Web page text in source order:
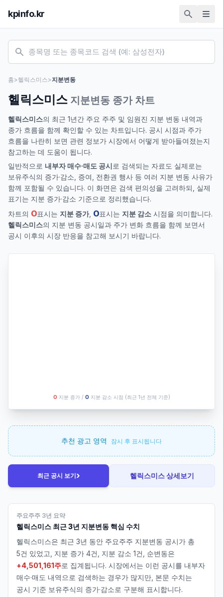
kpinfo.kr
홈>헬릭스미스>지분변동
헬릭스미스 지분변동 종가 차트
헬릭스미스의 최근 1년간 주요 주주 및 임원진 지분 변동 내역과
종가 흐름을 함께 확인할 수 있는 차트입니다. 공시 시점과 주가
흐름을 나란히 보면 관련 정보가 시장에서 어떻게 받아들여졌는지
참고하는 데 도움이 됩니다.
일반적으로 내부자 매수·매도 공시로 검색되는 자료도 실제로는
보유주식의 증가·감소, 증여, 전환권 행사 등 여러 지분 변동 사유가
함께 포함될 수 있습니다. 이 화면은 검색 편의성을 고려하되, 실제
표기는 지분 증가·감소 기준으로 정리했습니다.
차트의 O표시는 지분 증가, O표시는 지분 감소 시점을 의미합니다.
헬릭스미스의 지분 변동 공시일과 주가 변화 흐름을 함께 보면서
공시 이후의 시장 반응을 참고해 보시기 바랍니다.
O 지분 증가 / O 지분 감소 시점 (최근 1년 전체 기준)
추천 광고 영역 잠시 후 표시됩니다
최근 공시 보기› 헬릭스미스상세보기
주요주주 3년 요약
헬릭스미스 최근 3년 지분변동 핵심 수치
헬릭스미스은 최근 3년 동안 주요주주 지분변동 공시가 총
5건 있었고, 지분 증가 4건, 지분 감소 1건, 순변동은
+4,501,161주로 집계됩니다. 시장에서는 이런 공시를 내부자
매수·매도 내역으로 검색하는 경우가 많지만, 본문 수치는
공시 기준 보유주식의 증가·감소로 구분해 표시합니다.